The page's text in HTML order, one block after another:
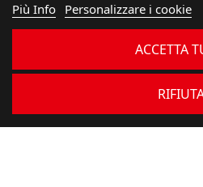
Più Info Personalizzare i cookie
ACCETTA